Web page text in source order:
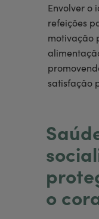
Envolver o
refeições
motivação
satisfação
o